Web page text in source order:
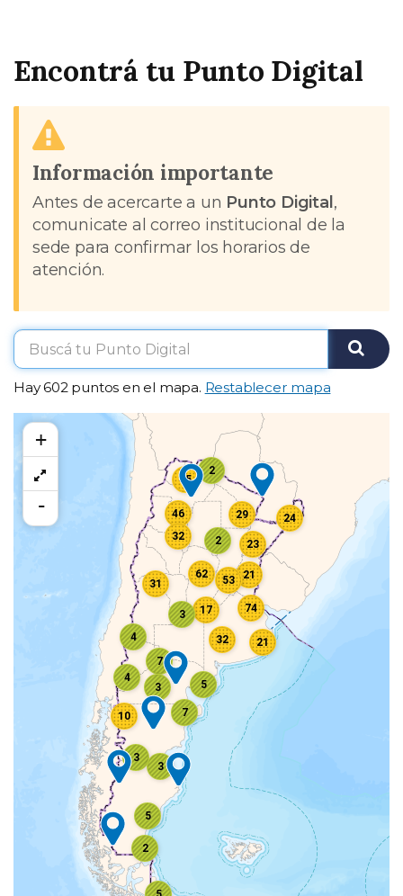
Encontrá tu Punto Digital
Información importante
Antes de acercarte a un Punto Digital ,
comunicate al correo institucional de la
sede para confirmar los horarios de
atención.
Buscar
puntos
Hay 602 puntos en el mapa. Restablecer mapa
2
5
65
32
46
2
2
24
23
29
3
3
7
4
3
10
3
4
31
62
5
7
21
17
53
21
32
74
+
-